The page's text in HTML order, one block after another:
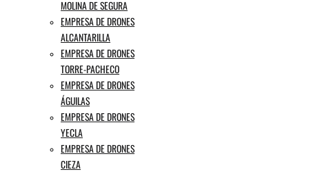
MOLINA DE SEGURA
EMPRESA DE DRONES
ALCANTARILLA
EMPRESA DE DRONES
TORRE-PACHECO
EMPRESA DE DRONES
ÁGUILAS
EMPRESA DE DRONES
YECLA
EMPRESA DE DRONES
CIEZA